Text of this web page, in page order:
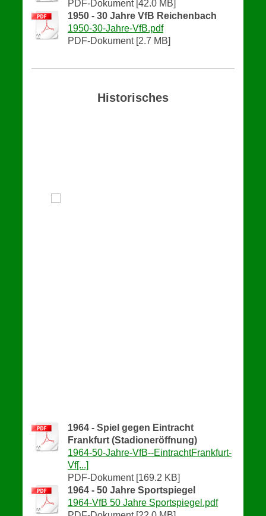
PDF-Dokument [42.0 MB]
1950 - 30 Jahre VfB Reichenbach
1950-30-Jahre-VfB.pdf
PDF-Dokument [2.7 MB]
Historisches
1964 - Spiel gegen Eintracht
Frankfurt (Stadioneröffnung)
1964-50-Jahre-VfB--EintrachtFrankfurt-
Vf[...]
PDF-Dokument [169.2 KB]
1964 - 50 Jahre Sportspiegel
1964-VfB 50 Jahre Sportspiegel.pdf